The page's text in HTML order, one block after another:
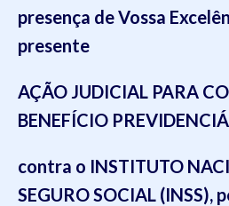
presença de Vossa
presente
AÇÃO JUDICIAL PARA
BENEFÍCIO
contra o INSTITUTO
SEGURO SOCIAL (INSS),